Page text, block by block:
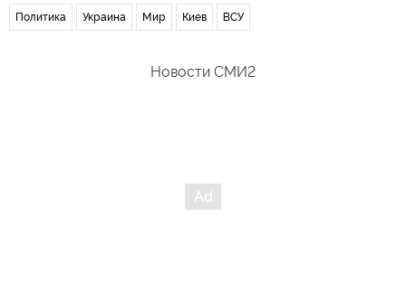
Политика Украина Мир Киев ВСУ
Новости СМИ2